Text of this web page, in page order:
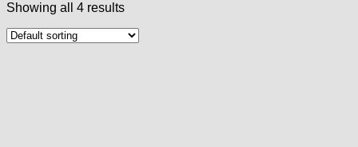
Showing all 4 results